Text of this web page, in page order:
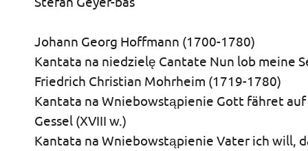
Johann Georg Hoffmann (1700-1780)
Kantata na niedzielę Cantate Nun lob meine
Friedrich Christian Mohrheim (1719-1780)
Kantata na Wniebowstąpienie Gott fähret
Gessel (XVIII w.)
Kantata na Wniebowstąpienie Vater ich will,